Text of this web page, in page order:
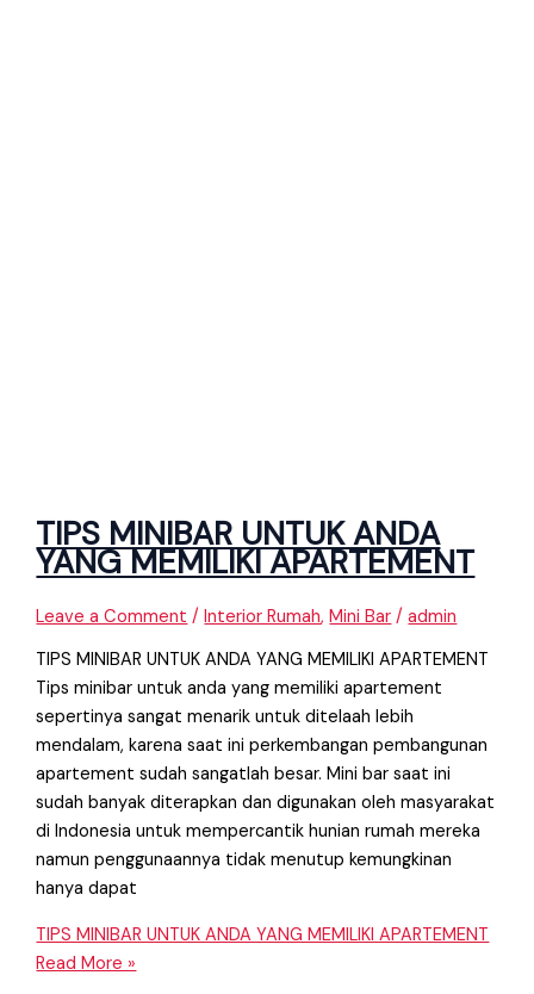
TIPS MINIBAR UNTUK ANDA
YANG MEMILIKI APARTEMENT
Leave a Comment /Interior Rumah,Mini Bar /admin
TIPS MINIBAR UNTUK ANDA YANG MEMILIKI APARTEMENT
Tips minibar untuk anda yang memiliki apartement
sepertinya sangat menarik untuk ditelaah lebih
mendalam, karena saat ini perkembangan pembangunan
apartement sudah sangatlah besar. Mini bar saat ini
sudah banyak diterapkan dan digunakan oleh masyarakat
di Indonesia untuk mempercantik hunian rumah mereka
namun penggunaannya tidak menutup kemungkinan
hanya dapat
TIPS MINIBAR UNTUK ANDA YANG MEMILIKI APARTEMENT
Read More »